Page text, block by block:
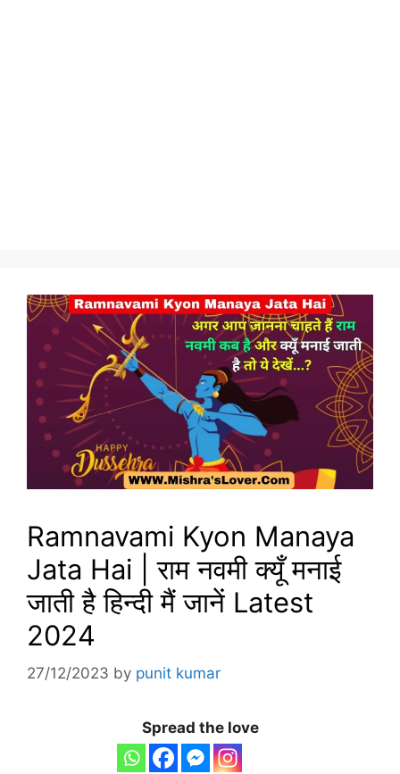
Ramnavami Kyon Manaya
Jata Hai | राम नवमी क्यूँ मनाई
जाती है हिन्दी मैं जानें Latest
2024
27/12/2023 by punit kumar
Spread the love